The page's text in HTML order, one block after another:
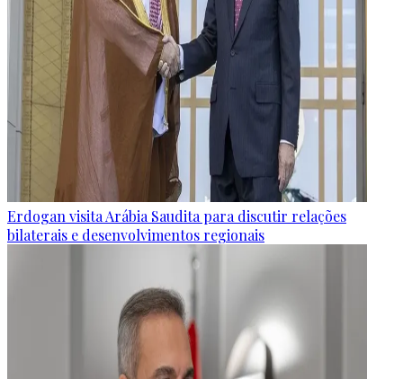
Erdogan visita Arábia Saudita para discutir relações
bilaterais e desenvolvimentos regionais